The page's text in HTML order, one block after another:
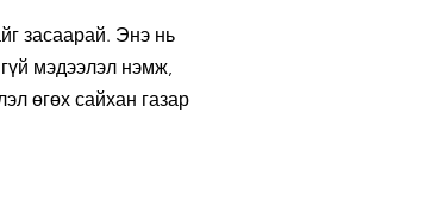
засаарай. Энэ нь
мэдээлэл нэмж,
өгөх сайхан газар